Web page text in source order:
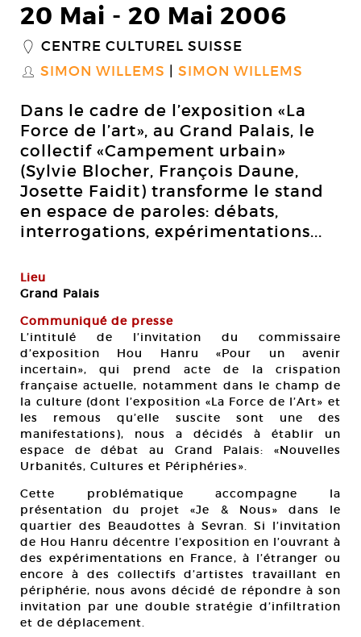
20 Mai - 20 Mai 2006
_ CENTRE CULTUREL SUISSE
S SIMON WILLEMS SIMON WILLEMS
Dans le cadre de l’exposition «La
Force de l’art», au Grand Palais, le
collectif «Campement urbain»
(Sylvie Blocher, François Daune,
Josette Faidit) transforme le stand
en espace de paroles: débats,
interrogations, expérimentations...
Lieu
Grand Palais
Communiqué de presse
L’intitulé de l’invitation du commissaire
d’exposition Hou Hanru «Pour un avenir
incertain», qui prend acte de la crispation
française actuelle, notamment dans le champ de
la culture (dont l’exposition «La Force de l’Art» et
les remous qu’elle suscite sont une des
manifestations), nous a décidés à établir un
espace de débat au Grand Palais: «Nouvelles
Urbanités, Cultures et Périphéries».
Cette problématique accompagne la
présentation du projet «Je & Nous» dans le
quartier des Beaudottes à Sevran. Si l’invitation
de Hou Hanru décentre l’exposition en l’ouvrant à
des expérimentations en France, à l’étranger ou
encore à des collectifs d’artistes travaillant en
périphérie, nous avons décidé de répondre à son
invitation par une double stratégie d’infiltration
et de déplacement.